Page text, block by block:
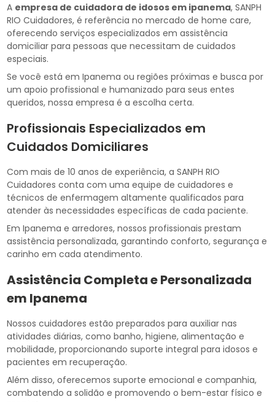
A empresa de cuidadora de idosos em ipanema, SANPH
RIO Cuidadores, é referência no mercado de home care,
oferecendo serviços especializados em assistência
domiciliar para pessoas que necessitam de cuidados
especiais.
Se você está em Ipanema ou regiões próximas e busca por
um apoio profissional e humanizado para seus entes
queridos, nossa empresa é a escolha certa.
Profissionais Especializados em
Cuidados Domiciliares
Com mais de 10 anos de experiência, a SANPH RIO
Cuidadores conta com uma equipe de cuidadores e
técnicos de enfermagem altamente qualificados para
atender às necessidades específicas de cada paciente.
Em Ipanema e arredores, nossos profissionais prestam
assistência personalizada, garantindo conforto, segurança e
carinho em cada atendimento.
Assistência Completa e Personalizada
em Ipanema
Nossos cuidadores estão preparados para auxiliar nas
atividades diárias, como banho, higiene, alimentação e
mobilidade, proporcionando suporte integral para idosos e
pacientes em recuperação.
Além disso, oferecemos suporte emocional e companhia,
combatendo a solidão e promovendo o bem-estar físico e